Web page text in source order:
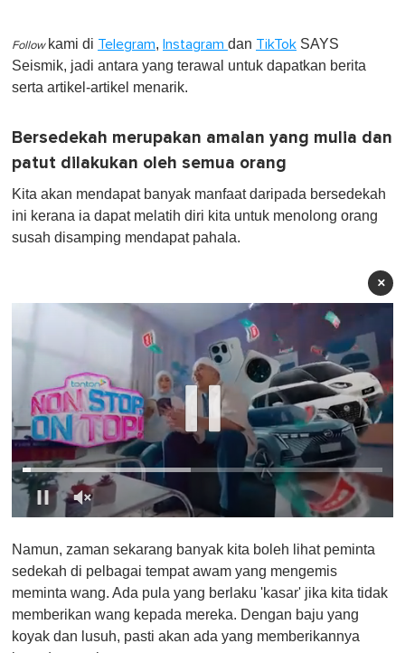
Follow kami di Telegram, Instagram dan TikTok SAYS
Seismik, jadi antara yang terawal untuk dapatkan berita
serta artikel-artikel menarik.
Bersedekah merupakan amalan yang mulia dan
patut dilakukan oleh semua orang
Kita akan mendapat banyak manfaat daripada bersedekah
ini kerana ia dapat melatih diri kita untuk menolong orang
susah disamping mendapat pahala.
×
e
c
n
d
o
Namun, zaman sekarang banyak kita boleh lihat peminta
sedekah di pelbagai tempat awam yang mengemis
meminta wang. Ada pula yang berlaku 'kasar' jika kita tidak
memberikan wang kepada mereka. Dengan baju yang
koyak dan lusuh, pasti akan ada yang memberikannya